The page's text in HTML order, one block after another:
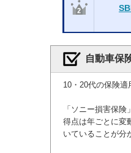
自動車保
10・20代の保険
「ソニー損害保
得点は年ごとに変
いていることが分